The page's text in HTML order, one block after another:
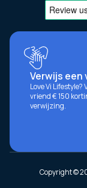
Verwijs een
Love Vi
vriend € 150
verwijzing.
Copyright ©